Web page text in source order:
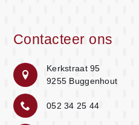
Contacteer ons
Kerkstraat 95
9255 Buggenhout
052 34 25 44